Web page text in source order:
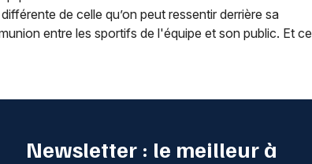
de celle qu’on peut ressentir derrière sa
entre les sportifs de l'équipe et son public. Et ce
Newsletter : le meilleur à